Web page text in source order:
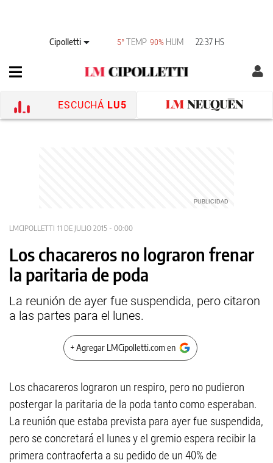
Cipolletti 5° TEMP 90% HUM 22:37 HS
ESCUCHÁ LU5
LMCIPOLLETTI 11 DE JULIO 2015 - 00:00
Los chacareros no lograron frenar
la paritaria de poda
La reunión de ayer fue suspendida, pero citaron
a las partes para el lunes.
+ Agregar LMCipolletti.com en
Los chacareros lograron un respiro, pero no pudieron
postergar la paritaria de la poda tanto como esperaban.
La reunión que estaba prevista para ayer fue suspendida,
pero se concretará el lunes y el gremio espera recibir la
primera contraoferta a su pedido de un 40% de